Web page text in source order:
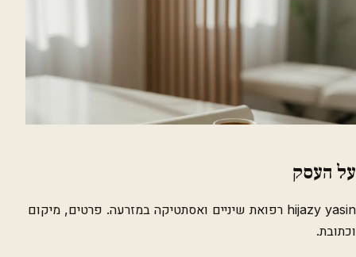
על העסק
hijazy yasin רפואת שיניים ואסתטיקה במזרעה. פרטים, מיקום
וכתובת.